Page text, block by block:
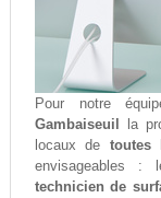
Pour notre
Gambaiseuil
la
locaux de toutes
envisageables :
technicien de